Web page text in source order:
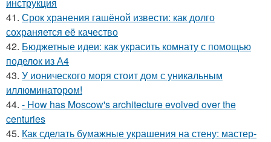
41. Срок хранения гашёной извести: как долго
сохраняется её качество
42. Бюджетные идеи: как украсить комнату с помощью
поделок из А4
43. У ионического моря стоит дом с уникальным
иллюминатором!
44. - How has Moscow's architecture evolved over the
centuries
45. Как сделать бумажные украшения на стену: мастер-